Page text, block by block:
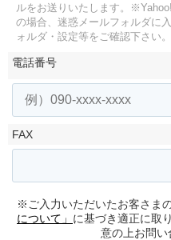
ルをお送りいたします。
の場合、迷惑メールフォルダに
ォルダ・設定等をご確認下さい。
電話番号
FAX
※ご入力いただいたお客さま
について」 に基づき適正に取
意の上お問い